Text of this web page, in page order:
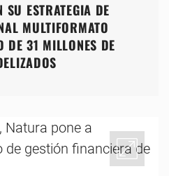
SU ESTRATEGIA DE
MULTIFORMATO
DE 31 MILLONES DE